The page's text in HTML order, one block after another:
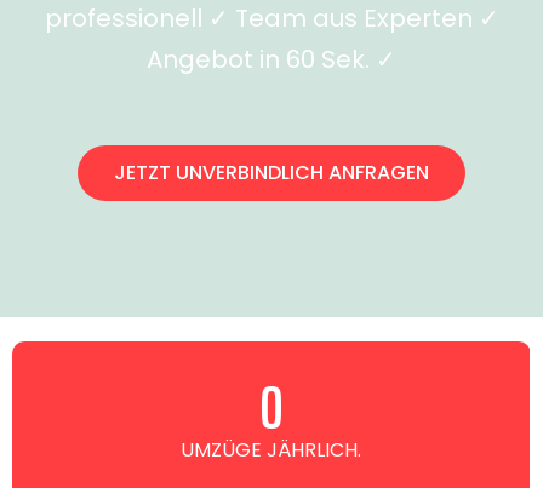
professionell ✓ Team aus Experten ✓
Angebot in 60 Sek. ✓
JETZT UNVERBINDLICH ANFRAGEN
UMZÜGE JÄHRLICH.
0